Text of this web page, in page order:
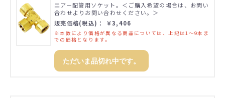
エアー配管用ソケット。＜ご購入希望の場合は、お問い
合わせよりお問い合わせください。＞
販売価格(税込)： ￥3,406
※本数により価格が異なる商品については、上記は1～9本ま
での価格となります。
ただいま品切れ中です。